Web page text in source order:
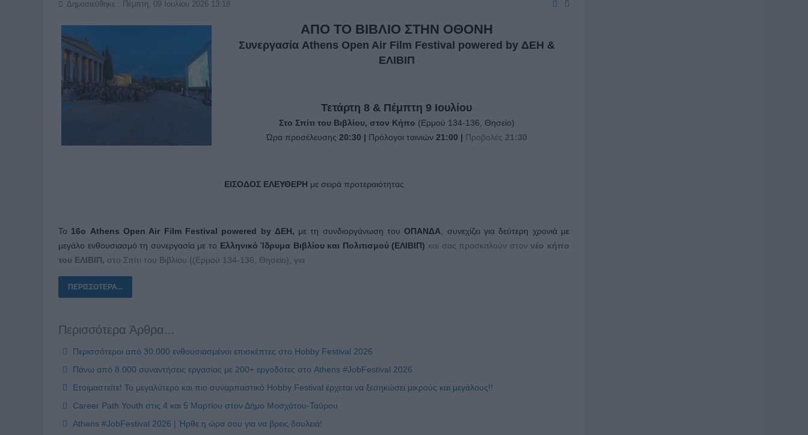
Δημοσιεύθηκε : Πέμπτη, 09 Ιουλίου 2026 13:18
ΑΠΟ ΤΟ ΒΙΒΛΙΟ ΣΤΗΝ ΟΘΟΝΗ
Συνεργασία Athens Open Air Film Festival powered by ΔΕΗ &
ΕΛΙΒΙΠ
Τετάρτη 8 & Πέμπτη 9 Ιουλίου
Στο Σπίτι του Βιβλίου, στον Κήπο (Ερμού 134-136, Θησείο)
Ώρα προσέλευσης 20:30 | Πρόλογοι ταινιών 21:00 | Προβολές 21:30
ΕΙΣΟΔΟΣ ΕΛΕΥΘΕΡΗ με σειρά προτεραιότητας
Το 16ο Athens Open Air Film Festival powered by ΔΕΗ, με τη συνδιοργάνωση τουΟΠΑΝΔΑ , συνεχίζει για δεύτερη χρονιά με
μεγάλο ενθουσιασμό τη συνεργασία με το Ελληνικό Ίδρυμα Βιβλίου και Πολιτισμού (ΕΛΙΒΙΠ) και σας προσκαλούν στον νέο κήπο
του ΕΛΙΒΙΠ, στο Σπίτι του Βιβλίου ((Ερμού 134-136, Θησείο), για
ΠΕΡΙΣΣΌΤΕΡΑ...
Περισσότερα Άρθρα...
Περισσότεροι από 30.000 ενθουσιασμένοι επισκέπτες στο Hobby Festival 2026
Πάνω από 8.000 συναντήσεις εργασίας με 200+ εργοδότες στο Athens #JobFestival 2026
Ετοιμαστείτε! Το μεγαλύτερο και πιο συναρπαστικό Hobby Festival έρχεται να ξεσηκώσει μικρούς και μεγάλους!!
Career Path Youth στις 4 και 5 Μαρτίου στον Δήμο Μοσχάτου-Ταύρου
Athens #JobFestival 2026 | Ήρθε η ώρα σου για να βρεις δουλειά!